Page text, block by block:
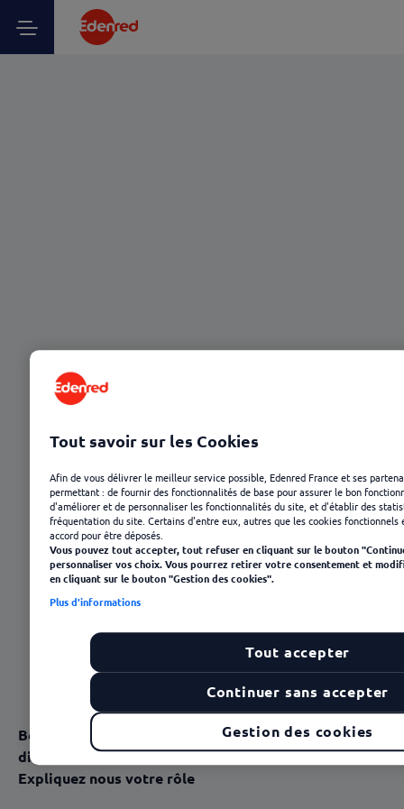
Bonjour Mr Odon Martin Martinière. Vous êtes
directeur du centre de formation de l’AP-HP.
Expliquez nous votre rôle
Tout savoir sur les Cookies
Afin de vous délivrer le meilleur service possible, Edenred France et ses
permettant : de fournir des fonctionnalités de base pour assurer le bon
d'améliorer et de personnaliser les fonctionnalités du site, et d'établir des
fréquentation du site. Certains d'entre eux, autres que les cookies fonctionnels
accord pour être déposés.
Vous pouvez tout accepter, tout refuser en cliquant sur le bouton
personnaliser vos choix. Vous pourrez retirer votre consentement et
en cliquant sur le bouton "Gestion des cookies".
Plus d'informations
Gestion des cookies
Continuer sans accepter
Tout accepter